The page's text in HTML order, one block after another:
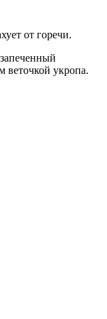
от горечи.
веточкой укропа.